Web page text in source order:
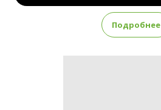
Подробнее